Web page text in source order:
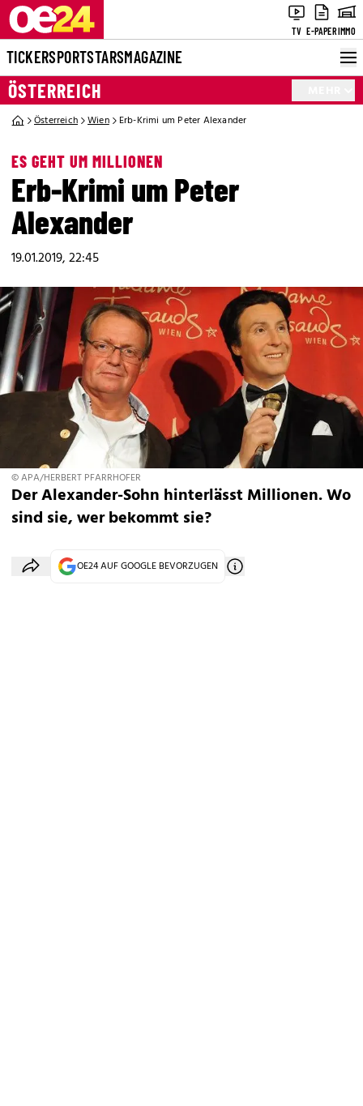
TV E-PAPERIMMO
TICKERSPORTSTARSMAGAZINE
ÖSTERREICH
Österreich Wien Erb-Krimi um Peter Alexander
ES GEHT UM MILLIONEN
Erb-Krimi um Peter
Alexander
19.01.2019, 22:45
© APA/HERBERT PFARRHOFER
Der Alexander-Sohn hinterlässt Millionen. Wo
sind sie, wer bekommt sie?
OE24 AUF GOOGLE BEVORZUGEN